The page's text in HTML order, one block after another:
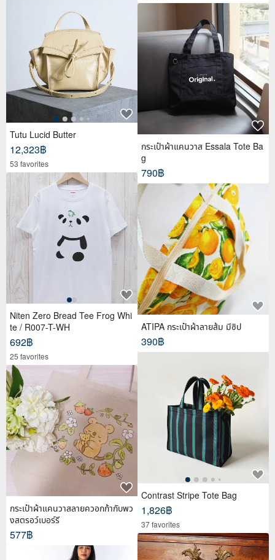
Tutu Lucid Butter
12,323฿
53 favorites
Niten Zero Bread Tee Frog Whi
te / R007-T-WH
692฿
25 favorites
กระเป๋าผ้าแคนวาสลายควอกก้ากับพว
งสตรอว์เบอร์รี
577฿
กระเป๋าผ้าแคนวาส Essala Tote Ba
g
790฿
ATIPA กระเป๋าผ้าลายส้ม มีซิป
390฿
Contrast Stripe Tote Bag
1,826฿
37 favorites